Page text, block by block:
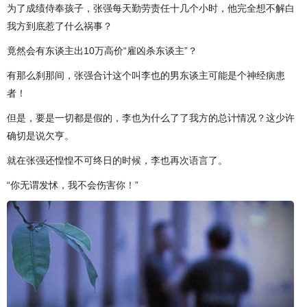
为了成绩侍奉孩子，张强每天勤劳责任十几个小时，他完全想不解白
我方到底惹了什么祸事？
竟然会有东谈主出10万高价“雇凶杀东谈主”？
有那么刹那间，张强合计这个叫李也的男东谈主可能是个神经病患
者！
但是，要是一切都是假的，李也为什么了了我方的总计情况？这少许
确切是说欠亨。
就在张强还惶惶不可终日的时候，李也再次语言了。
“你无谓发怵，我不会伤害你！”